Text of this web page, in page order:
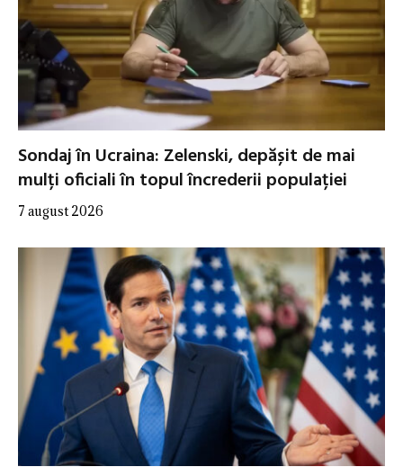
Sondaj în Ucraina: Zelenski, depășit de mai
mulți oficiali în topul încrederii populației
7 august 2026